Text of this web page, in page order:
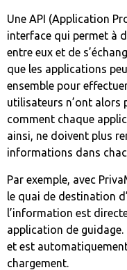
Une API (Application
interface qui permet à
entre eux et de
que les applications
ensemble pour
utilisateurs n’ont alors
comment chaque
ainsi, ne doivent plus
informations dans
Par exemple, avec
le quai de destination
l’information est
application de
et est
chargement.